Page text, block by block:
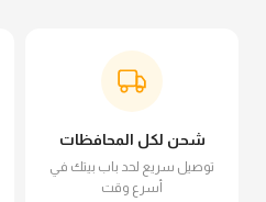
شحن لكل المحافظات
توصيل سريع لحد باب بيتك في
أسرع وقت